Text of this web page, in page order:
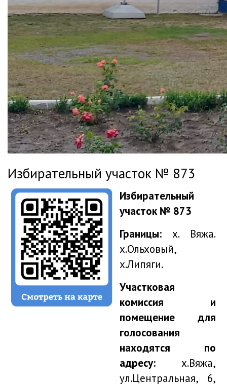
Избирательный участок № 873
Избирательный
участок № 873
Границы: х. Вяжа.
х.Ольховый,
х.Липяги.
Участковая
комиссия и
помещение для
голосования
находятся по
адресу: х.Вяжа,
ул.Центральная, 6,